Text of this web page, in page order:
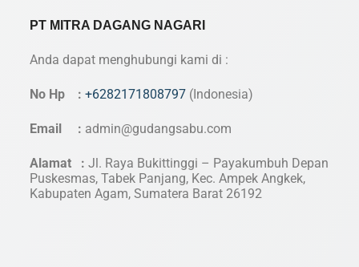
PT MITRA DAGANG NAGARI
Anda dapat menghubungi kami di :
No Hp : +6282171808797(Indonesia)
Email : admin@gudangsabu.com
Alamat : Jl. Raya Bukittinggi – Payakumbuh Depan
Puskesmas, Tabek Panjang, Kec. Ampek Angkek,
Kabupaten Agam, Sumatera Barat 26192